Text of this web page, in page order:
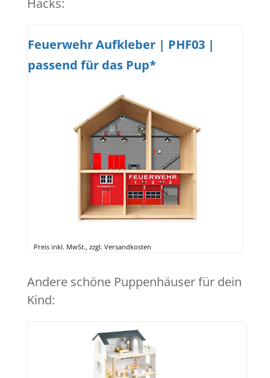
Hacks:
Feuerwehr Aufkleber | PHF03 |
passend für das Pup*
Preis inkl. MwSt., zzgl. Versandkosten
Andere schöne Puppenhäuser für dein
Kind: